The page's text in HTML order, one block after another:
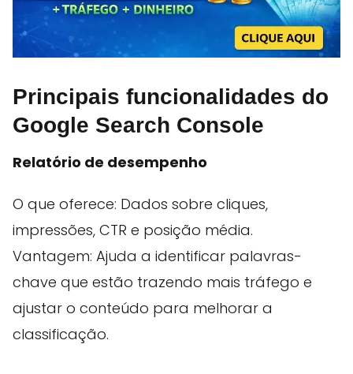
Principais funcionalidades do
Google Search Console
Relatório de desempenho
O que oferece: Dados sobre cliques,
impressões, CTR e posição média.
Vantagem: Ajuda a identificar palavras-
chave que estão trazendo mais tráfego e
ajustar o conteúdo para melhorar a
classificação.